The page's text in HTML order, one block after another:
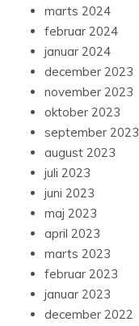
marts 2024
februar 2024
januar 2024
december 2023
november 2023
oktober 2023
september 2023
august 2023
juli 2023
juni 2023
maj 2023
april 2023
marts 2023
februar 2023
januar 2023
december 2022